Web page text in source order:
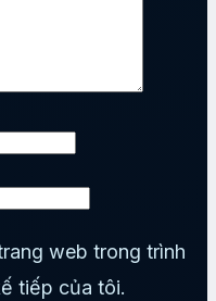
web trong trình
tiếp của tôi.